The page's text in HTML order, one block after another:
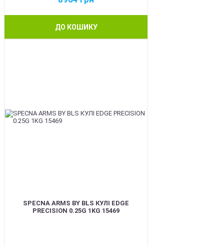
ДО КОШИКУ
SPECNA ARMS BY BLS КУЛІ EDGE
PRECISION 0.25G 1KG 15469